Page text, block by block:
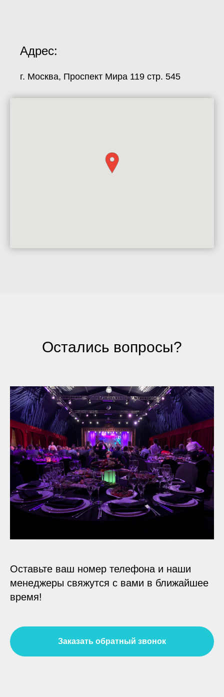
Адрес:
г. Москва, Проспект Мира 119 стр. 545
Остались вопросы?
Оставьте ваш номер телефона и наши
менеджеры свяжутся с вами в ближайшее
время!
Заказать обратный звонок